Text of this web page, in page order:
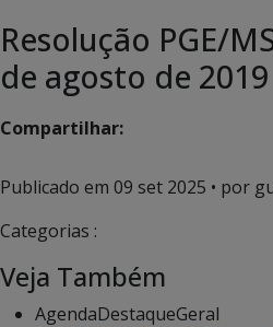
Resolução PGE/
de agosto de 2019
Compartilhar:
Publicado em 09 set 2025 • por
Categorias :
Veja Também
AgendaDestaqueGeral